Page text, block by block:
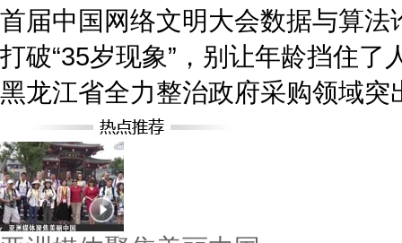
首届中国网络文明大会数据与算法
打破“35岁现象”，别让年龄挡住了
黑龙江省全力整治政府采购领域突